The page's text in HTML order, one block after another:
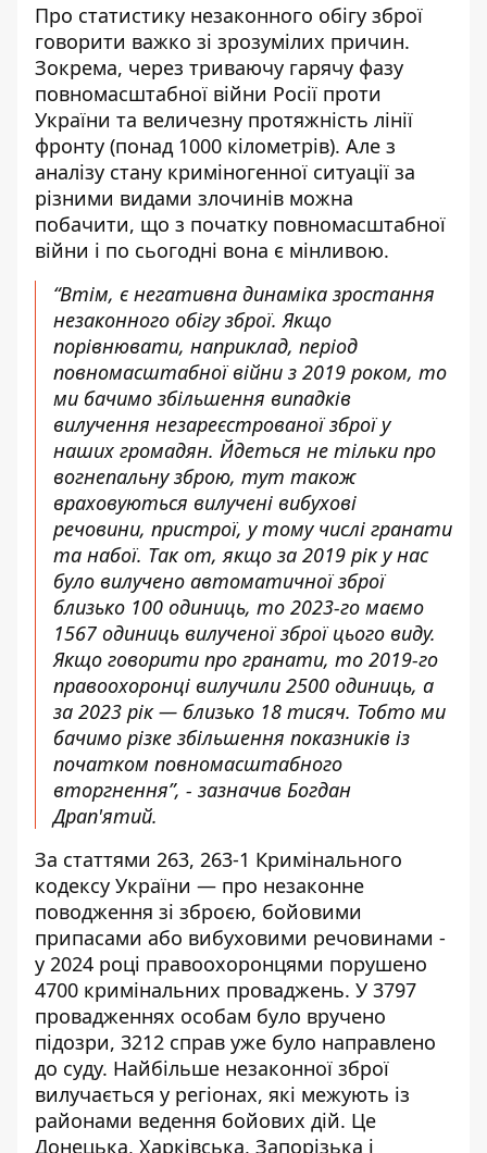
Про статистику незаконного обігу зброї
говорити важко зі зрозумілих причин.
Зокрема, через триваючу гарячу фазу
повномасштабної війни Росії проти
України та величезну протяжність лінії
фронту (понад 1000 кілометрів). Але з
аналізу стану криміногенної ситуації за
різними видами злочинів можна
побачити, що з початку повномасштабної
війни і по сьогодні вона є мінливою.
“Втім, є негативна динаміка зростання
незаконного обігу зброї. Якщо
порівнювати, наприклад, період
повномасштабної війни з 2019 роком, то
ми бачимо збільшення випадків
вилучення незареєстрованої зброї у
наших громадян. Йдеться не тільки про
вогнепальну зброю, тут також
враховуються вилучені вибухові
речовини, пристрої, у тому числі гранати
та набої. Так от, якщо за 2019 рік у нас
було вилучено автоматичної зброї
близько 100 одиниць, то 2023-го маємо
1567 одиниць вилученої зброї цього виду.
Якщо говорити про гранати, то 2019-го
правоохоронці вилучили 2500 одиниць, а
за 2023 рік — близько 18 тисяч. Тобто ми
бачимо різке збільшення показників із
початком повномасштабного
вторгнення”, - зазначив Богдан
Драп'ятий.
За статтями 263, 263-1 Кримінального
кодексу України — про незаконне
поводження зі зброєю, бойовими
припасами або вибуховими речовинами -
у 2024 році правоохоронцями порушено
4700 кримінальних проваджень. У 3797
провадженнях особам було вручено
підозри, 3212 справ уже було направлено
до суду. Найбільше незаконної зброї
вилучається у регіонах, які межують із
районами ведення бойових дій. Це
Донецька, Харківська, Запорізька і